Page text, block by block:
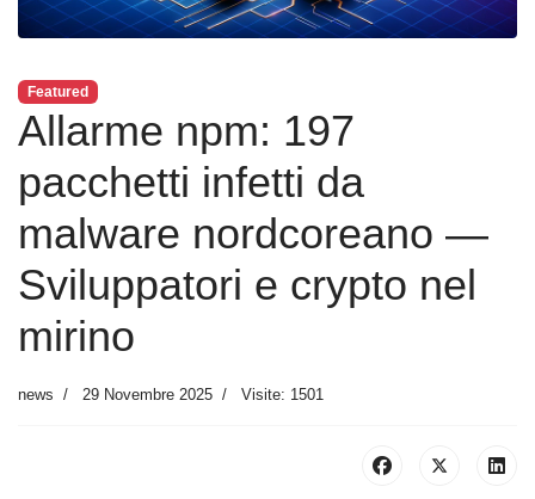
Featured
Allarme npm: 197
pacchetti infetti da
malware nordcoreano —
Sviluppatori e crypto nel
mirino
news 29 Novembre 2025 Visite: 1501